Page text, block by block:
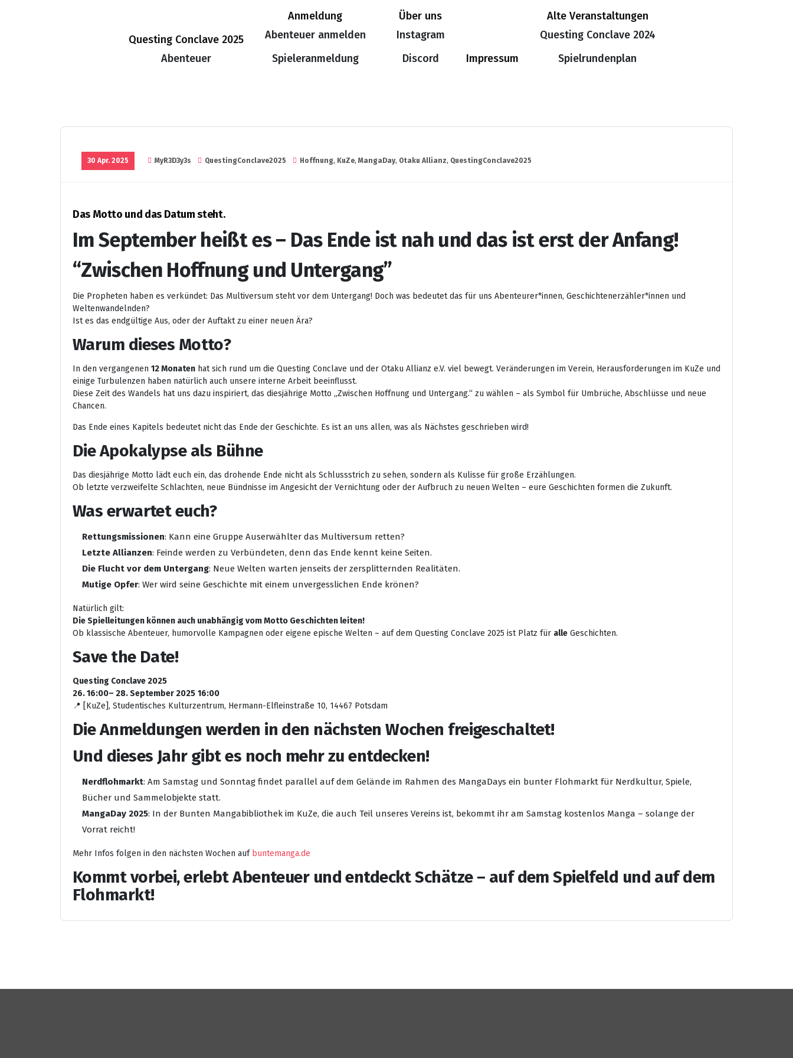
Questing Conclave 2025
Abenteuer
Anmeldung
Abenteuer anmelden
Spieleranmeldung
Über uns
Instagram
Discord
Impressum
Alte Veranstaltungen
Questing Conclave 2024
Spielrundenplan
30 Apr. 2025 MyR3D3y3s QuestingConclave2025 Hoffnung, KuZe, MangaDay, Otaku Allianz, QuestingConclave2025
Das Motto und das Datum steht.
Im September heißt es – Das Ende ist nah und das ist erst der Anfang!
“Zwischen Hoffnung und Untergang”
Die Propheten haben es verkündet: Das Multiversum steht vor dem Untergang! Doch was bedeutet das für uns Abenteurer*innen, Geschichtenerzähler*innen und
Weltenwandelnden?
Ist es das endgültige Aus, oder der Auftakt zu einer neuen Ära?
Warum dieses Motto?
In den vergangenen 12 Monaten hat sich rund um die Questing Conclave und der Otaku Allianz e.V. viel bewegt. Veränderungen im Verein, Herausforderungen im KuZe und
einige Turbulenzen haben natürlich auch unsere interne Arbeit beeinflusst.
Diese Zeit des Wandels hat uns dazu inspiriert, das diesjährige Motto „Zwischen Hoffnung und Untergang.“ zu wählen – als Symbol für Umbrüche, Abschlüsse und neue
Chancen.
Das Ende eines Kapitels bedeutet nicht das Ende der Geschichte. Es ist an uns allen, was als Nächstes geschrieben wird!
Die Apokalypse als Bühne
Das diesjährige Motto lädt euch ein, das drohende Ende nicht als Schlussstrich zu sehen, sondern als Kulisse für große Erzählungen.
Ob letzte verzweifelte Schlachten, neue Bündnisse im Angesicht der Vernichtung oder der Aufbruch zu neuen Welten – eure Geschichten formen die Zukunft.
Was erwartet euch?
Rettungsmissionen: Kann eine Gruppe Auserwählter das Multiversum retten?
Letzte Allianzen: Feinde werden zu Verbündeten, denn das Ende kennt keine Seiten.
Die Flucht vor dem Untergang: Neue Welten warten jenseits der zersplitternden Realitäten.
Mutige Opfer: Wer wird seine Geschichte mit einem unvergesslichen Ende krönen?
Natürlich gilt:
Die Spielleitungen können auch unabhängig vom Motto Geschichten leiten!
Ob klassische Abenteuer, humorvolle Kampagnen oder eigene epische Welten – auf dem Questing Conclave 2025 ist Platz für alle Geschichten.
Save the Date!
Questing Conclave 2025
26. 16:00– 28. September 2025 16:00
📍 [KuZe], Studentisches Kulturzentrum, Hermann-Elfleinstraße 10, 14467 Potsdam
Die Anmeldungen werden in den nächsten Wochen freigeschaltet!
Und dieses Jahr gibt es noch mehr zu entdecken!
Nerdflohmarkt: Am Samstag und Sonntag findet parallel auf dem Gelände im Rahmen des MangaDays ein bunter Flohmarkt für Nerdkultur, Spiele,
Bücher und Sammelobjekte statt.
MangaDay 2025: In der Bunten Mangabibliothek im KuZe, die auch Teil unseres Vereins ist, bekommt ihr am Samstag kostenlos Manga – solange der
Vorrat reicht!
Mehr Infos folgen in den nächsten Wochen auf buntemanga.de
Kommt vorbei, erlebt Abenteuer und entdeckt Schätze – auf dem Spielfeld und auf dem
Flohmarkt!